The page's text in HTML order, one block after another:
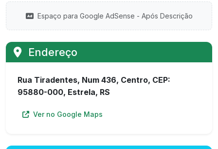
Espaço para Google AdSense - Após Descrição
Endereço
Rua Tiradentes, Num 436, Centro, CEP:
95880-000, Estrela, RS
Ver no Google Maps